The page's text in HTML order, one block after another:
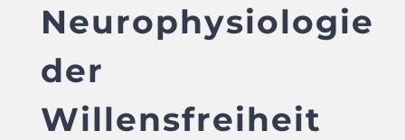
Neurophysiologie
der
Willensfreiheit